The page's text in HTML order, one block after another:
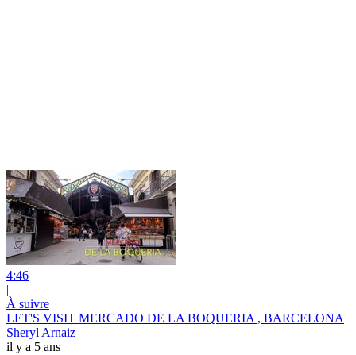
4:46
|
À suivre
LET'S VISIT MERCADO DE LA BOQUERIA , BARCELONA
Sheryl Arnaiz
il y a 5 ans